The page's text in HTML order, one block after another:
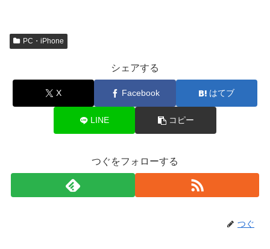
PC・iPhone
シェアする
X Facebook はてブ
LINE コピー
つぐをフォローする
つぐ